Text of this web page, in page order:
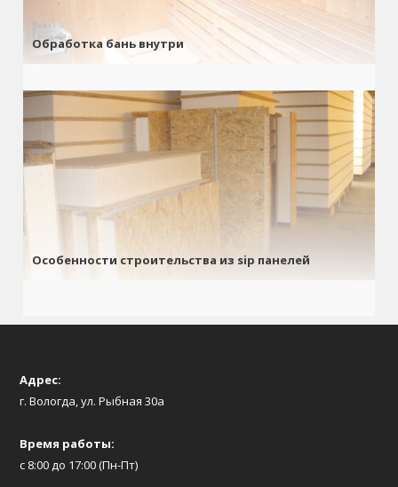
Обработка бань внутри
Особенности строительства из sip панелей
Адрес:
г. Вологда, ул. Рыбная 30а
Время работы:
с 8:00 до 17:00 (Пн-Пт)